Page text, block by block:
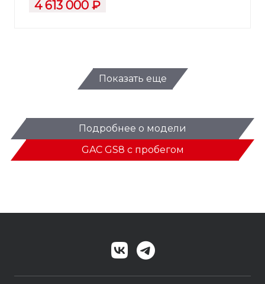
4 613 000 ₽
Показать еще
Подробнее о модели
GAC GS8 с пробегом